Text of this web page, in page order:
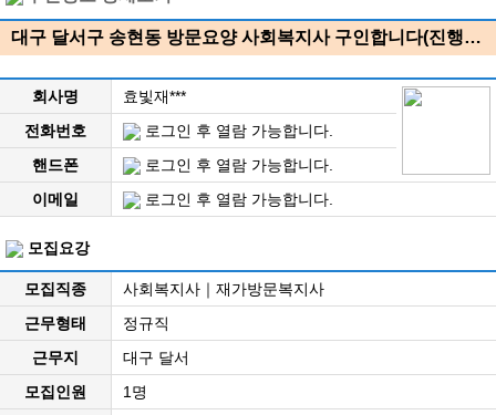
대구 달서구 송현동 방문요양 사회복지사 구인합니다(진행…
회사명
효빛재***
전화번호
로그인 후 열람 가능합니다.
핸드폰
로그인 후 열람 가능합니다.
이메일
로그인 후 열람 가능합니다.
모집요강
모집직종
사회복지사｜재가방문복지사
근무형태
정규직
근무지
대구 달서
모집인원
1명